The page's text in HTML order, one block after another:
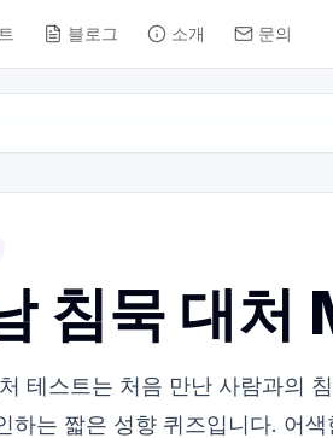
블로그 소개 문의
침묵 대처
테스트는 처음 만난 사람과의
하는 짧은 성향 퀴즈입니다. 어